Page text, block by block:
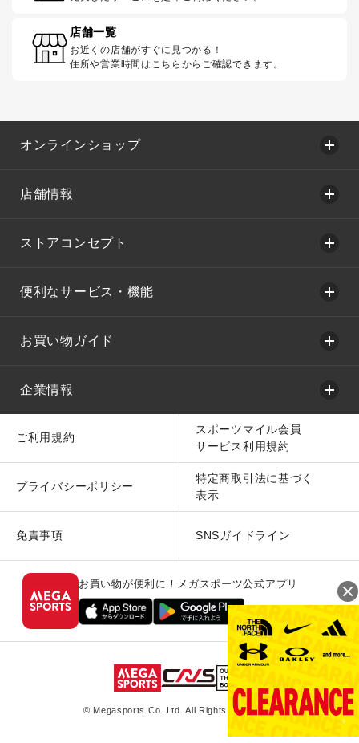
店舗一覧
お近くの店舗がすぐに見つかる！
住所や営業時間はこちらからご確認できます。
オンラインショップ
店舗情報
ストアコンセプト
便利なサービス・機能
お買い物ガイド
企業情報
ご利用規約
スポーツマイル会員
サービス利用規約
プライバシーポリシー
特定商取引法に基づく
表示
免責事項 SNSガイドライン
お買い物が便利に！メガスポーツ公式アプリ
© Megasports Co. Ltd. All Rights Reserved.